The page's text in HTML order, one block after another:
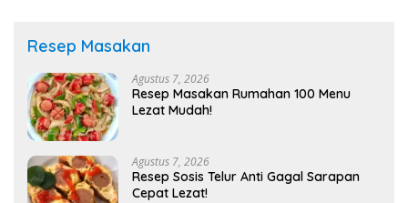
Resep Masakan
Agustus 7, 2026
Resep Masakan Rumahan 100 Menu
Lezat Mudah!
Agustus 7, 2026
Resep Sosis Telur Anti Gagal Sarapan
Cepat Lezat!